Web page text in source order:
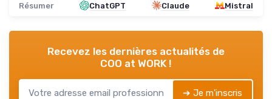
Résumer ChatGPT Claude Mistral
Recevez les dernières actualités de
COO at WORK !
➔ Je m'inscris